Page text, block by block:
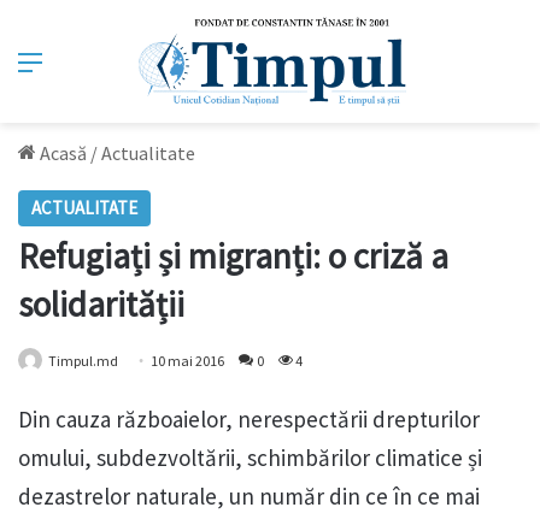
Meniu
Acasă /Actualitate
ACTUALITATE
Refugiați și migranți: o criză a
solidarității
Timpul.md 10 mai 2016 0 4
Din cauza războaielor, nerespectării drepturilor
omului, subdezvoltării, schimbărilor climatice și
dezastrelor naturale, un număr din ce în ce mai